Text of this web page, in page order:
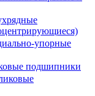
упорные
подшипники